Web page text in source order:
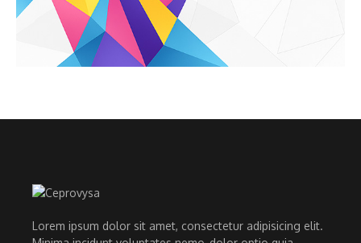
Lorem ipsum dolor sit amet, consectetur adipisicing elit.